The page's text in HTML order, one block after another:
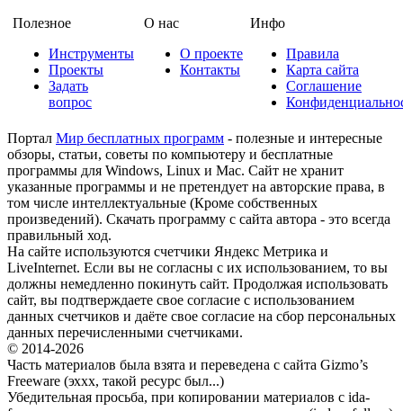
Полезное
Инструменты
Проекты
Задать
вопрос
О нас
О проекте
Контакты
Инфо
Правила
Карта сайта
Соглашение
Портал Мир бесплатных программ - полезные и интересные
обзоры, статьи, советы по компьютеру и бесплатные
программы для Windows, Linux и Mac. Сайт не хранит
указанные программы и не претендует на авторские права, в
том числе интеллектуальные (Кроме собственных
произведений). Скачать программу с сайта автора - это всегда
правильный ход.
На сайте используются счетчики Яндекс Метрика и
LiveInternet. Если вы не согласны с их использованием, то вы
должны немедленно покинуть сайт. Продолжая использовать
сайт, вы подтверждаете свое согласие с использованием
данных счетчиков и даёте свое согласие на сбор персональных
данных перечисленными счетчиками.
© 2014-2026
Часть материалов была взята и переведена с сайта Gizmo’s
Freeware (эххх, такой ресурс был...)
Убедительная просьба, при копировании материалов с ida-